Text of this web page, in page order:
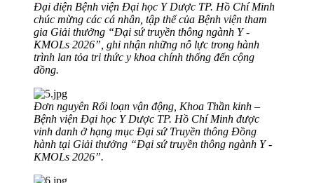
Đại diện Bệnh viện Đại học Y Dược TP. Hồ Chí Minh
chúc mừng các cá nhân, tập thể của Bệnh viện tham
gia Giải thưởng “Đại sứ truyền thông ngành Y -
KMOLs 2026”, ghi nhận những nỗ lực trong hành
trình lan tỏa tri thức y khoa chính thống đến cộng
đồng.
Đơn nguyên Rối loạn vận động, Khoa Thần kinh –
Bệnh viện Đại học Y Dược TP. Hồ Chí Minh được
vinh danh ở hạng mục Đại sứ Truyền thông Đồng
hành tại Giải thưởng “Đại sứ truyền thông ngành Y -
KMOLs 2026”.